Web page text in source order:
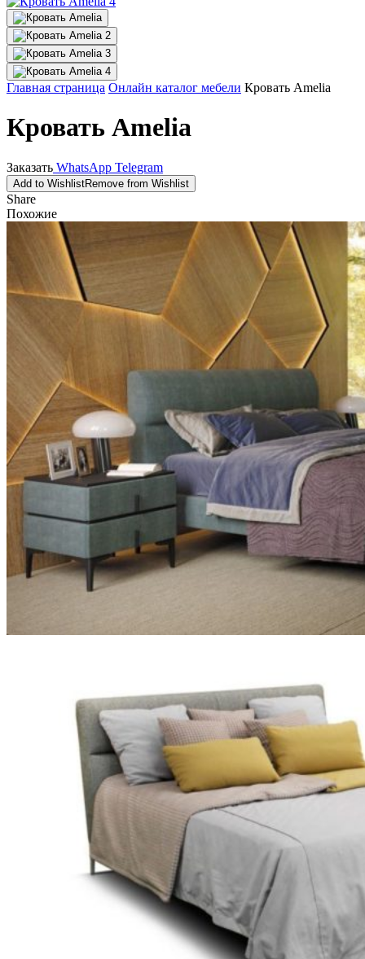
Главная страница Онлайн каталог мебели Кровать Amelia
Кровать Amelia
Заказать WhatsApp Telegram
Add to WishlistRemove from Wishlist
Share
Похожие